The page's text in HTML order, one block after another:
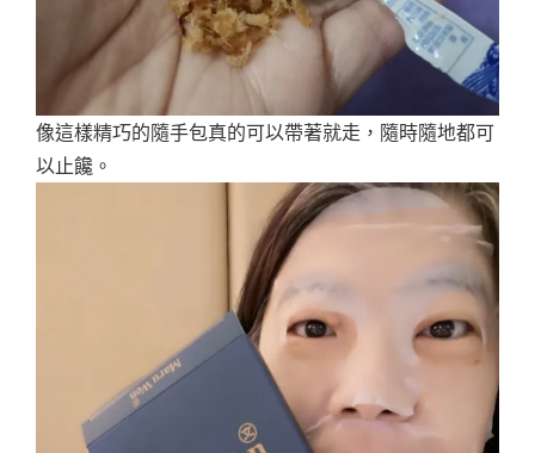
像這樣精巧的隨手包真的可以帶著就走，隨時隨地都可
以止饞。